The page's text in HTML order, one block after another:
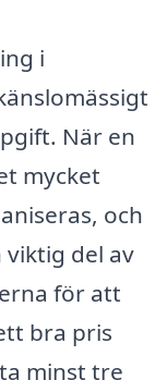
i
När en
mycket
och
viktig del av
för att
bra pris
minst tre